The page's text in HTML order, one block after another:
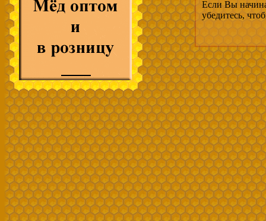
Если Вы
убедитесь,